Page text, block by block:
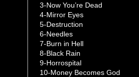
3-Now You’re Dead
4-Mirror Eyes
5-Destruction
6-Needles
7-Burn in Hell
8-Black Rain
9-Horrospital
10-Money Becomes God